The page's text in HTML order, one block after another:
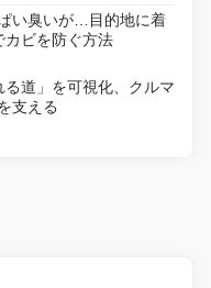
い臭いが…目的地に着
カビを防ぐ方法
道」を可視化、クルマ
支える